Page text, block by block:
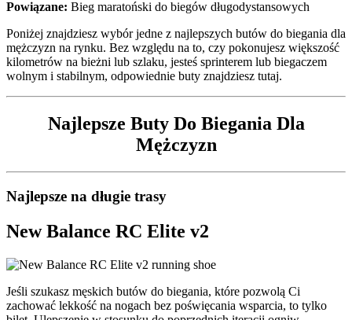
Powiązane: Bieg maratoński do biegów długodystansowych
Poniżej znajdziesz wybór jedne z najlepszych butów do biegania dla
mężczyzn na rynku. Bez względu na to, czy pokonujesz większość
kilometrów na bieżni lub szlaku, jesteś sprinterem lub biegaczem
wolnym i stabilnym, odpowiednie buty znajdziesz tutaj.
Najlepsze Buty Do Biegania Dla
Mężczyzn
Najlepsze na długie trasy
New Balance RC Elite v2
Jeśli szukasz męskich butów do biegania, które pozwolą Ci
zachować lekkość na nogach bez poświęcania wsparcia, to tylko